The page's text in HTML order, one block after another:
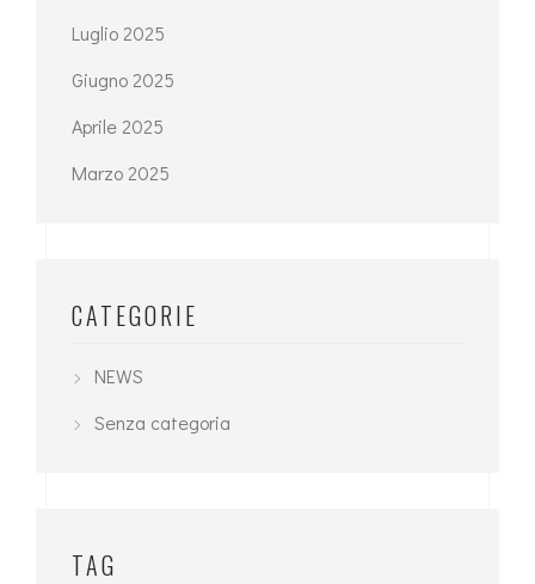
Luglio 2025
Giugno 2025
Aprile 2025
Marzo 2025
CATEGORIE
NEWS
Senza categoria
TAG